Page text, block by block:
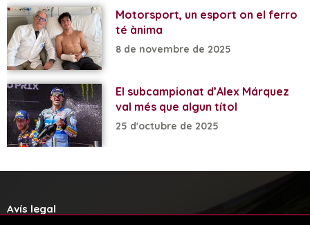
Motorsport, un esport on el ferro
té ànima
8 de novembre de 2025
El subcampionat d’Alex Márquez
val més que algun títol
25 d'octubre de 2025
Avís legal